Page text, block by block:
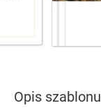
Opis szablonu